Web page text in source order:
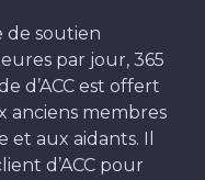
de soutien
par jour, 365
d’ACC est offert
anciens membres
et aux aidants. Il
d’ACC pour